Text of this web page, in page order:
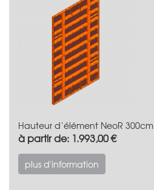
Hauteur d‘élément NeoR 300cm
à partir de: 1.993,00 €
plus d'information